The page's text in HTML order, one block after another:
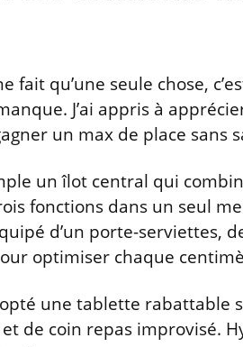
fait qu’une seule chose,
J’ai appris à
un max de place sans
un îlot central qui
fonctions dans un seul
d’un porte-serviettes,
optimiser chaque
une tablette
de coin repas improvisé.